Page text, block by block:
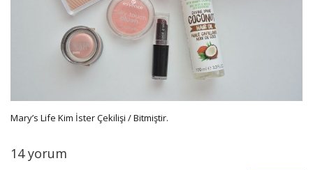
Mary’s Life Kim İster Çekilişi / Bitmiştir.
14 yorum